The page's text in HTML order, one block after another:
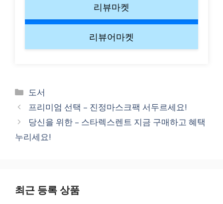
리뷰마켓
리뷰어마켓
Categories
도서
프리미엄 선택 – 진정마스크팩 서두르세요!
당신을 위한 – 스타렉스렌트 지금 구매하고 혜택
누리세요!
최근 등록 상품